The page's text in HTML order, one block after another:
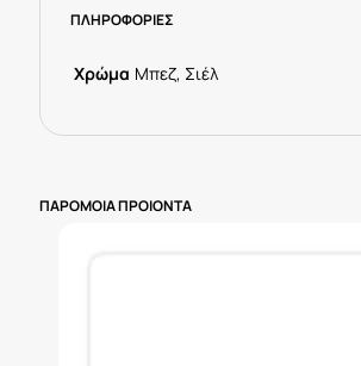
6
2τμχ
ΠΛΗΡΟΦΟΡΙΕΣ
Χρώμα Μπεζ, Σιέλ
ΠΑΡΟΜΟΙΑ ΠΡΟΙΟΝΤΑ